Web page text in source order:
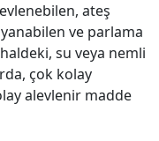
ateş
ve parlama
haldeki, su veya nemli
çok kolay
alevlenir madde